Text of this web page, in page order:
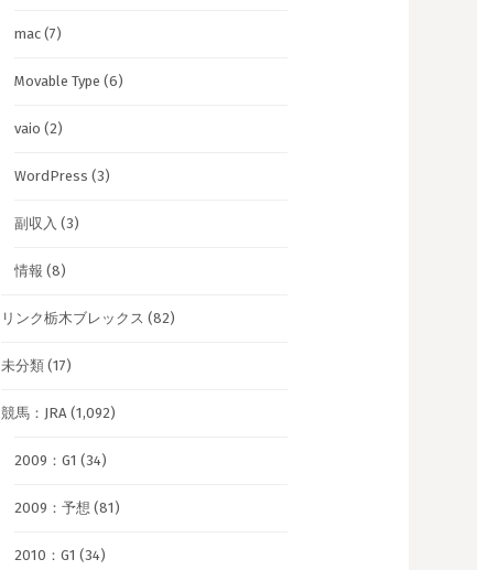
mac (7)
Movable Type (6)
vaio (2)
WordPress (3)
副収入 (3)
情報 (8)
リンク栃木ブレックス (82)
未分類 (17)
競馬：JRA (1,092)
2009：G1 (34)
2009：予想 (81)
2010：G1 (34)